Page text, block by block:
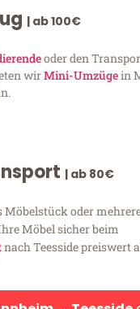
| ab 100€
oder den
wirMini-Umzügein
| ab 80€
Möbelstück oder
Möbel sicher beim
nach Teesside preiswert